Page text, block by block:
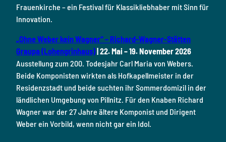
Frauenkirche – ein Festival für Klassikliebhaber mit Sinn für
Innovation.
„Ohne Weber kein Wagner“ – Richard-Wagner-Stätten
Graupa (Lohengrinhaus)| 22. Mai – 19. November 2026
Ausstellung zum 200. Todesjahr Carl Maria von Webers.
Beide Komponisten wirkten als Hofkapellmeister in der
Residenzstadt und beide suchten ihr Sommerdomizil in der
ländlichen Umgebung von Pillnitz. Für den Knaben Richard
Wagner war der 27 Jahre ältere Komponist und Dirigent
Weber ein Vorbild, wenn nicht gar ein Idol.